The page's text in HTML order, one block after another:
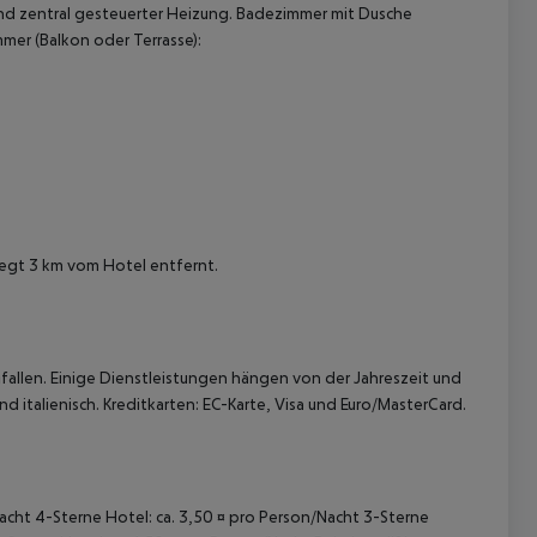
zentral gesteuerter Heizung. Badezimmer mit Dusche
(Balkon oder Terrasse):
3 km vom Hotel entfernt.
Einige Dienstleistungen hängen von der Jahreszeit und
italienisch. Kreditkarten: EC-Karte, Visa und Euro/MasterCard.
4-Sterne Hotel: ca. 3,50 ¤ pro Person/Nacht 3-Sterne